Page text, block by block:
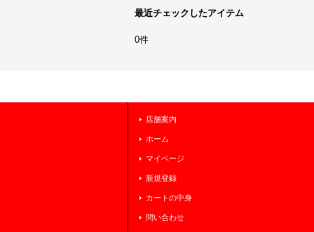
最近チェックしたアイテム
0件
店舗案内
ホーム
マイページ
新規登録
カートの中身
問い合わせ